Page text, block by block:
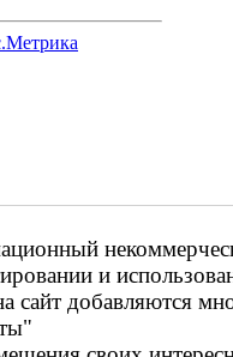
и
сайт добавляются